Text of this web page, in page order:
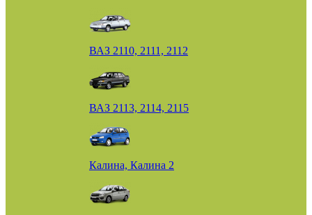
ВАЗ 2110, 2111, 2112
ВАЗ 2113, 2114, 2115
Калина, Калина 2